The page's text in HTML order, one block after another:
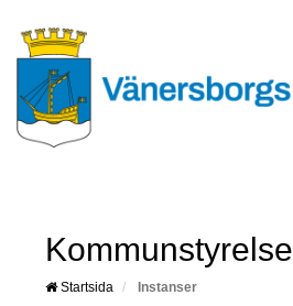
Kommunstyrelse
Startsida Instanser